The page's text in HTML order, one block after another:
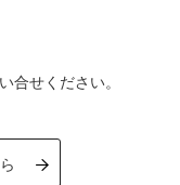
合せください。